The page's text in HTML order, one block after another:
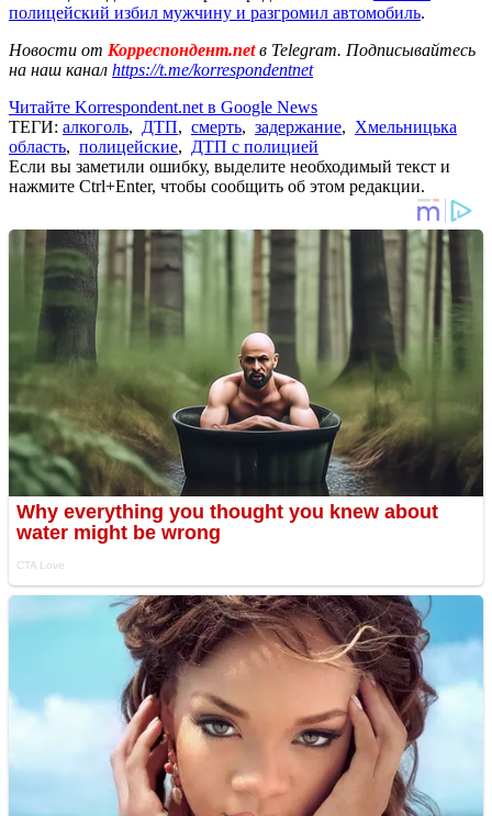
полицейский избил мужчину и разгромил автомобиль.
Новости от Корреспондент.netв Telegram. Подписывайтесь
на наш канал https://t.me/korrespondentnet
Читайте Korrespondent.net в Google News
ТЕГИ: алкоголь, ДТП, смерть, задержание, Хмельницька
область, полицейские, ДТП с полицией
Если вы заметили ошибку, выделите необходимый текст и
нажмите Ctrl+Enter, чтобы сообщить об этом редакции.